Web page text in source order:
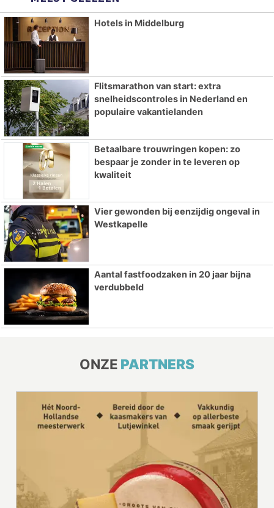
Hotels in Middelburg
Flitsmarathon van start: extra
snelheidscontroles in Nederland en
populaire vakantielanden
Betaalbare trouwringen kopen: zo
bespaar je zonder in te leveren op
kwaliteit
Vier gewonden bij eenzijdig ongeval in
Westkapelle
Aantal fastfoodzaken in 20 jaar bijna
verdubbeld
ONZE PARTNERS